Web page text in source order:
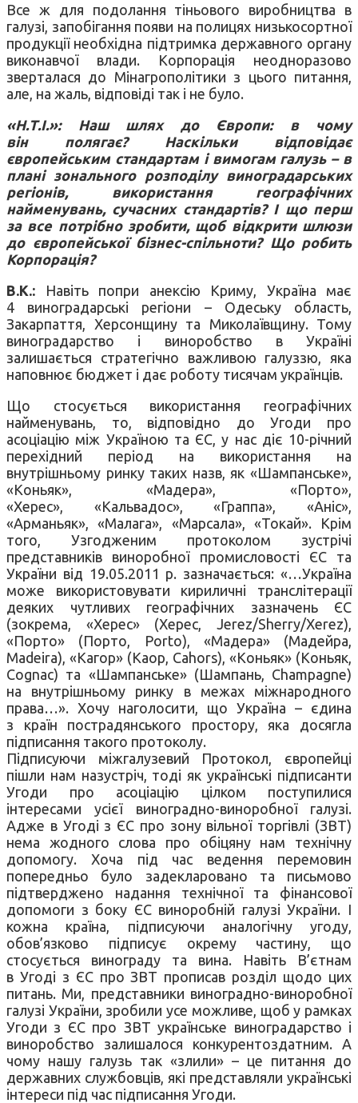
Все ж для подолання тіньового виробництва в
галузі, запобігання появи на полицях низькосортної
продукції необхідна підтримка державного органу
виконавчої влади. Корпорація неодноразово
зверталася до Мінагрополітики з цього питання,
але, на жаль, відповіді так і не було.
«Н.Т.І.»: Наш шлях до Європи: в чому
він полягає? Наскільки відповідає
європейським стандартам і вимогам галузь – в
плані зонального розподілу виноградарських
регіонів, використання географічних
найменувань, сучасних стандартів? І що перш
за все потрібно зробити, щоб відкрити шлюзи
до європейської бізнес-спільноти? Що робить
Корпорація?
В.К.: Навіть попри анексію Криму, Україна має
4 виноградарські регіони – Одеську область,
Закарпаття, Херсонщину та Миколаївщину. Тому
виноградарство і виноробство в Україні
залишається стратегічно важливою галуззю, яка
наповнює бюджет і дає роботу тисячам українців.
Що стосується використання географічних
найменувань, то, відповідно до Угоди про
асоціацію між Україною та ЄС, у нас діє 10-річний
перехідний період на використання на
внутрішньому ринку таких назв, як «Шампанське»,
«Коньяк», «Мадера», «Порто»,
«Херес», «Кальвадос», «Граппа», «Аніс»,
«Арманьяк», «Малага», «Марсала», «Токай». Крім
того, Узгодженим протоколом зустрічі
представників виноробної промисловості ЄС та
України від 19.05.2011 р. зазначається: «…Україна
може використовувати кириличні транслітерації
деяких чутливих географічних зазначень ЄС
(зокрема, «Херес» (Херес, Jerez/Sherry/Xerez),
«Порто» (Порто, Porto), «Мадера» (Мадейра,
Madeira), «Кагор» (Каор, Cahors), «Коньяк» (Коньяк,
Cognac) та «Шампанське» (Шампань, Champagne)
на внутрішньому ринку в межах міжнародного
права…». Хочу наголосити, що Україна – єдина
з країн пострадянського простору, яка досягла
підписання такого протоколу.
Підписуючи міжгалузевий Протокол, європейці
пішли нам назустріч, тоді як українські підписанти
Угоди про асоціацію цілком поступилися
інтересами усієї виноградно-виноробної галузі.
Адже в Угоді з ЄС про зону вільної торгівлі (ЗВТ)
нема жодного слова про обіцяну нам технічну
допомогу. Хоча під час ведення перемовин
попередньо було задекларовано та письмово
підтверджено надання технічної та фінансової
допомоги з боку ЄС виноробній галузі України. І
кожна країна, підписуючи аналогічну угоду,
обов’язково підписує окрему частину, що
стосується винограду та вина. Навіть В’єтнам
в Угоді з ЄС про ЗВТ прописав розділ щодо цих
питань. Ми, представники виноградно-виноробної
галузі України, зробили усе можливе, щоб у рамках
Угоди з ЄС про ЗВТ українське виноградарство і
виноробство залишалося конкурентоздатним. А
чому нашу галузь так «злили» – це питання до
державних службовців, які представляли українські
інтереси під час підписання Угоди.